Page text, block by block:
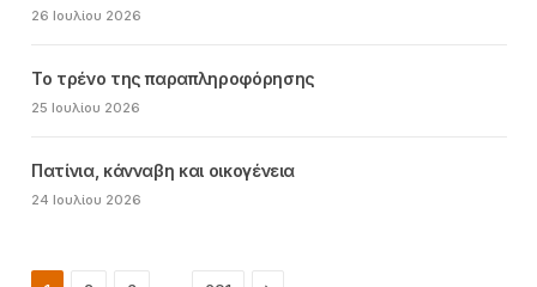
26 Ιουλίου 2026
Το τρένο της παραπληροφόρησης
25 Ιουλίου 2026
Πατίνια, κάνναβη και οικογένεια
24 Ιουλίου 2026